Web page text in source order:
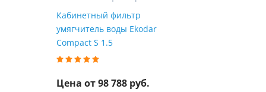
Кабинетный фильтр
умягчитель воды Ekodar
Compact S 1.5
Цена от 98 788 руб.